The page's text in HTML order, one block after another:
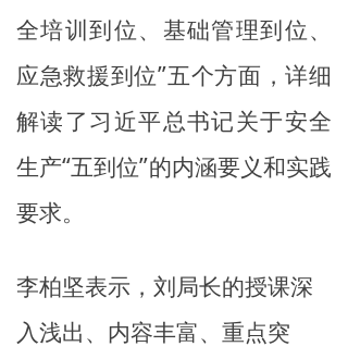
全培训到位、基础管理到位、
应急救援到位”五个方面，详细
解读了习近平总书记关于安全
生产“五到位”的内涵要义和实践
要求。
李柏坚表示，刘局长的授课深
入浅出、内容丰富、重点突